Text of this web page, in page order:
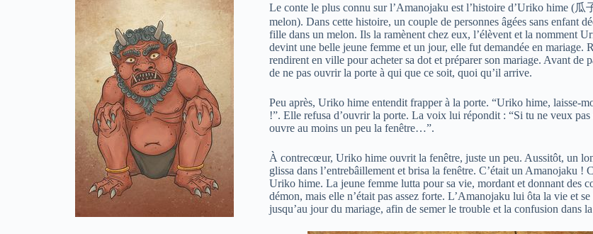
Le conte le plus connu sur l’Amanojaku est l’histoire d’Uriko hime (瓜
melon). Dans cette histoire, un couple de personnes âgées sans enfant
fille dans un melon. Ils la ramènent chez eux, l’élèvent et la nomment
devint une belle jeune femme et un jour, elle fut demandée en mariage.
rendirent en ville pour acheter sa dot et préparer son mariage. Avant de
de ne pas ouvrir la porte à qui que ce soit, quoi qu’il arrive.
Peu après, Uriko hime entendit frapper à la porte. “Uriko hime, laisse-
!”. Elle refusa d’ouvrir la porte. La voix lui répondit : “Si tu ne veux
ouvre au moins un peu la fenêtre…”.
À contrecœur, Uriko hime ouvrit la fenêtre, juste un peu. Aussitôt, un
glissa dans l’entrebâillement et brisa la fenêtre. C’était un Amanojaku !
Uriko hime. La jeune femme lutta pour sa vie, mordant et donnant des
démon, mais elle n’était pas assez forte. L’Amanojaku lui ôta la vie et
jusqu’au jour du mariage, afin de semer le trouble et la confusion dans